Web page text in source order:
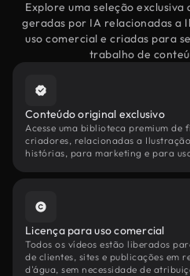
Explore uma seleção
geradas por IA relacionadas a
uso comercial e criadas para
trabalho de
Conteúdo original exclusivo
Acesse uma biblioteca premium de
criadores, relacionadas a
histórias, para marketing e para
Licença para uso comercial
Todos os vídeos estão liberados
de clientes, sites e publicações em
d'água, sem necessidade de